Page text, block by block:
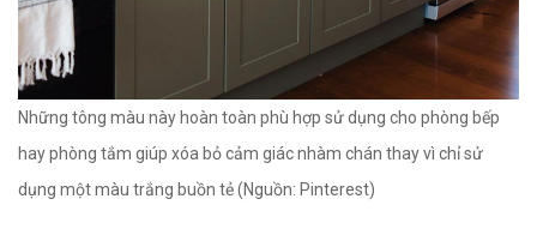
Những tông màu này hoàn toàn phù hợp sử dụng cho phòng bếp
hay phòng tắm giúp xóa bỏ cảm giác nhàm chán thay vì chỉ sử
dụng một màu trắng buồn tẻ (Nguồn: Pinterest)